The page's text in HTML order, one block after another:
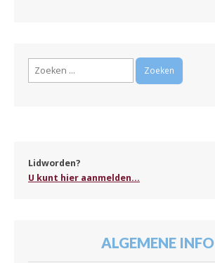
Zoeken
Lidworden?
U kunt hier aanmelden...
ALGEMENE INFO